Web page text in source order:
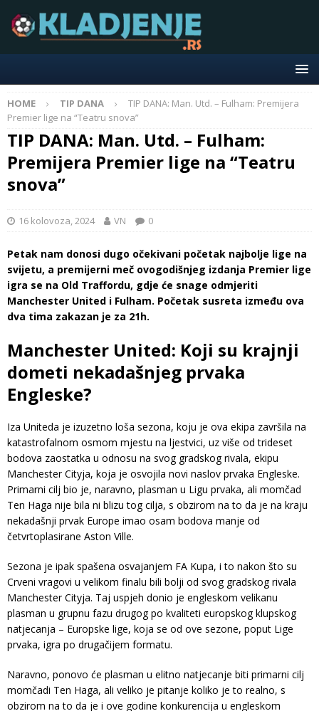
HOME TIP DANA
TIP DANA: Man. Utd. – Fulham: Premijera
Premier lige na “Teatru snova”
TIP DANA: Man. Utd. – Fulham:
Premijera Premier lige na “Teatru
snova”
16 kolovoza, 2024 VN 0
Petak nam donosi dugo očekivani početak najbolje lige na
svijetu, a premijerni meč ovogodišnjeg izdanja Premier lige
igra se na Old Traffordu, gdje će snage odmjeriti
Manchester United i Fulham. Početak susreta između ova
dva tima zakazan je za 21h.
Manchester United: Koji su krajnji
dometi nekadašnjeg prvaka
Engleske?
Iza Uniteda je izuzetno loša sezona, koju je ova ekipa završila na
katastrofalnom osmom mjestu na ljestvici, uz više od trideset
bodova zaostatka u odnosu na svog gradskog rivala, ekipu
Manchester Cityja, koja je osvojila novi naslov prvaka Engleske.
Primarni cilj bio je, naravno, plasman u Ligu prvaka, ali momčad
Ten Haga nije bila ni blizu tog cilja, s obzirom na to da je na kraju
nekadašnji prvak Europe imao osam bodova manje od
četvrtoplasirane Aston Ville.
Sezona je ipak spašena osvajanjem FA Kupa, i to nakon što su
Crveni vragovi u velikom finalu bili bolji od svog gradskog rivala
Manchester Cityja. Taj uspjeh donio je engleskom velikanu
plasman u grupnu fazu drugog po kvaliteti europskog klupskog
natjecanja – Europske lige, koja se od ove sezone, poput Lige
prvaka, igra po drugačijem formatu.
Naravno, ponovo će plasman u elitno natjecanje biti primarni cilj
momčadi Ten Haga, ali veliko je pitanje koliko je to realno, s
obzirom na to da je i ove godine konkurencija u engleskom